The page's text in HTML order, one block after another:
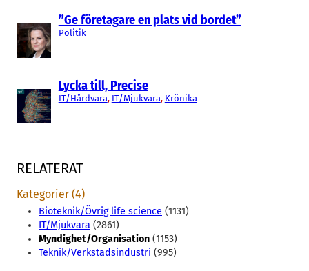
”Ge företagare en plats vid bordet”
Politik
Lycka till, Precise
IT/Hårdvara, IT/Mjukvara, Krönika
RELATERAT
Kategorier (4)
Bioteknik/Övrig life science (1131)
IT/Mjukvara (2861)
Myndighet/Organisation (1153)
Teknik/Verkstadsindustri (995)